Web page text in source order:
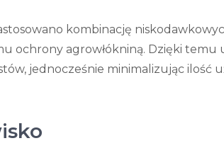
kombinację
ochrony agrowłókniną. Dzięki temu
jednocześnie minimalizując ilość